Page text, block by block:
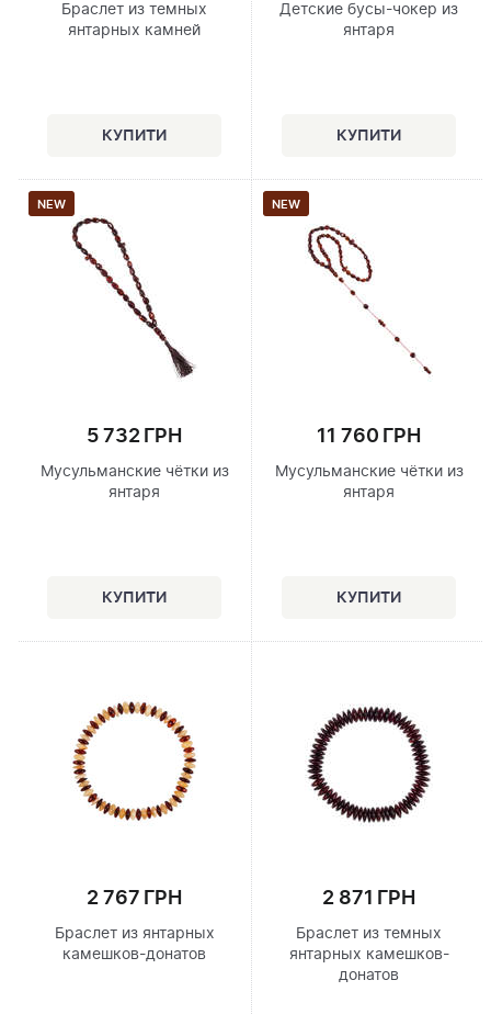
Браслет из темных
янтарных камней
Детские бусы-чокер из
янтаря
NEW
5 732 ГРН
Мусульманские чётки из
янтаря
NEW
11 760 ГРН
Мусульманские чётки из
янтаря
2 767 ГРН
Браслет из янтарных
камешков-донатов
2 871 ГРН
Браслет из темных
янтарных камешков-
донатов